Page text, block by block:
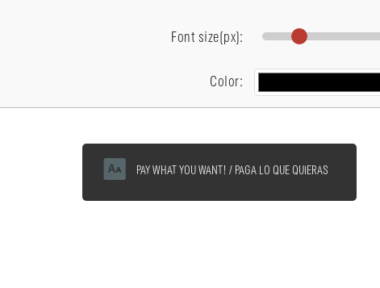
Font size(px):
Color:
PAY WHAT YOU WANT! / PAGA LO QUE QUIERAS